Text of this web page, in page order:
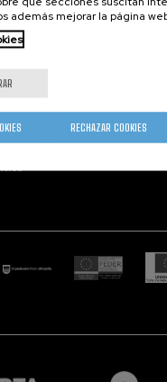
Detección Cuántica
además mejorar la página
RECHAZAR COOKIES